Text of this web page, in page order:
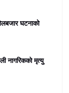
घटनाको
नागरिकको मृत्यु